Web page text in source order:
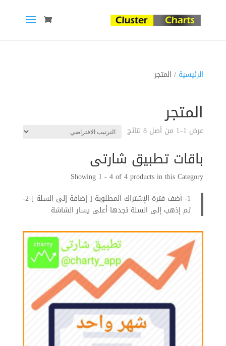
الرئيسية / المتجر
المتجر
عرض 1–1 من أصل 8 نتائج
باقات تطبيق شارتى
Showing 1 - 4 of 4 products in this Category
1- أضف فترة الإشتراك المطلوبة [ إضافة إلى السلة ] 2-
ثم إذهب إلى السلة تجدها أعلى يسار الشاشة